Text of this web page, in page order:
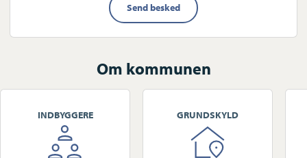
Send besked
Om kommunen
INDBYGGERE GRUNDSKYLD